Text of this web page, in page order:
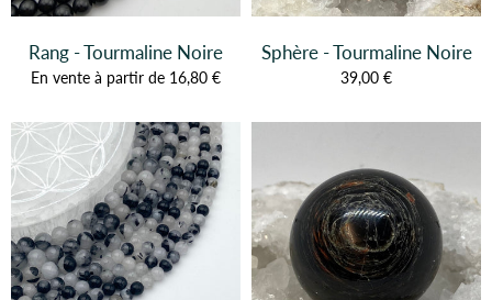
Rang - Tourmaline Noire
En vente à partir de 16,80 €
Sphère - Tourmaline Noire
39,00 €